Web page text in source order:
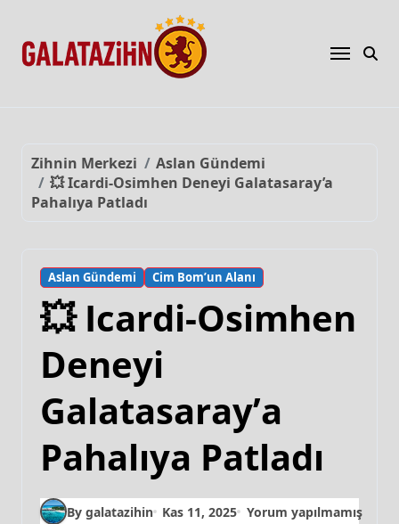
Zihnin Merkezi
Aslan Gündemi
💥 Icardi-Osimhen Deneyi Galatasaray’a
Pahalıya Patladı
Aslan Gündemi Cim Bom’un Alanı
💥 Icardi-Osimhen
Deneyi
Galatasaray’a
Pahalıya Patladı
By galatazihin Kas 11, 2025 Yorum yapılmamış